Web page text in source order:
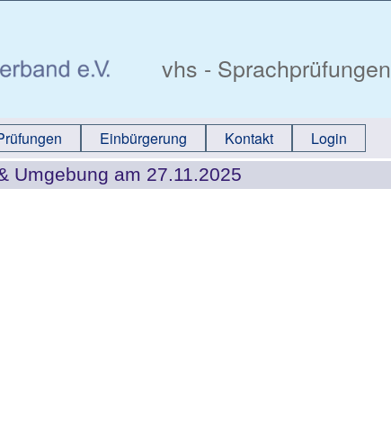
vhs - Sprachprüfungen
Einbürgerung Kontakt Login
Umgebung am 27.11.2025